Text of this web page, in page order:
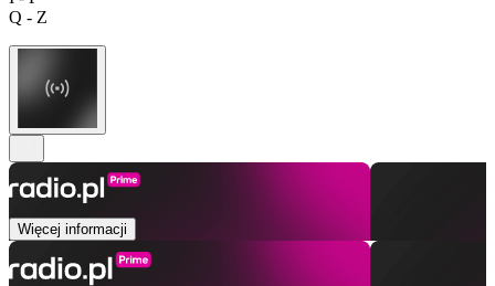
Q - Z
Więcej informacji